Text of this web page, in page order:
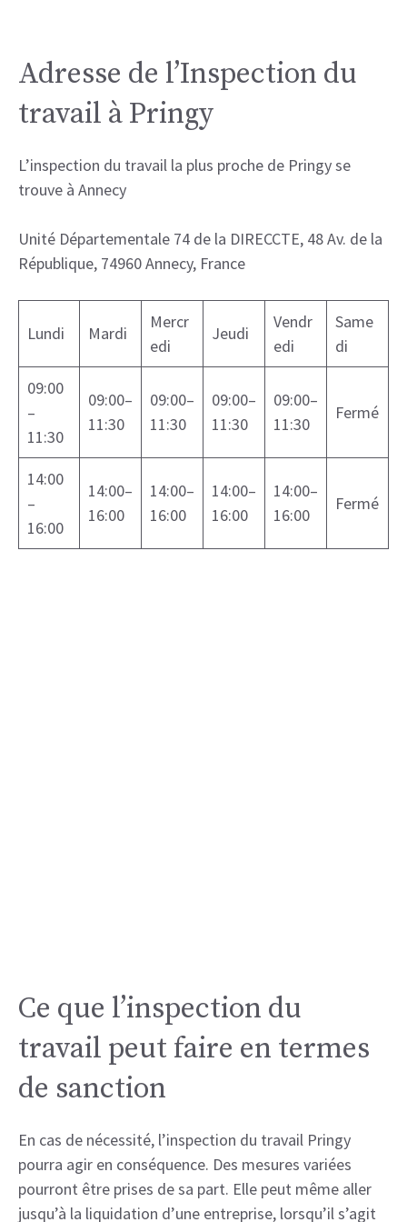
Adresse de l’Inspection du
travail à Pringy
L’inspection du travail la plus proche de Pringy se
trouve à Annecy
Unité Départementale 74 de la DIRECCTE, 48 Av. de la
République, 74960 Annecy, France
Lundi Mardi
Mercr
edi
Jeudi
Vendr
edi
Same
di
09:00
–
11:30
09:00–
11:30
09:00–
11:30
09:00–
11:30
09:00–
11:30
Fermé
14:00
–
16:00
14:00–
16:00
14:00–
16:00
14:00–
16:00
14:00–
16:00
Fermé
Ce que l’inspection du
travail peut faire en termes
de sanction
En cas de nécessité, l’inspection du travail Pringy
pourra agir en conséquence. Des mesures variées
pourront être prises de sa part. Elle peut même aller
jusqu’à la liquidation d’une entreprise, lorsqu’il s’agit